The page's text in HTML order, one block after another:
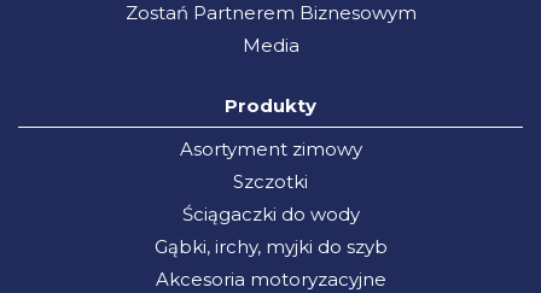
Zostań Partnerem Biznesowym
Media
Produkty
Asortyment zimowy
Szczotki
Ściągaczki do wody
Gąbki, irchy, myjki do szyb
Akcesoria motoryzacyjne